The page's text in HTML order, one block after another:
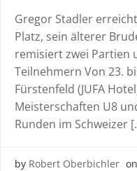
Gregor Stadler
Platz, sein älterer
remisiert zwei Partien
Teilnehmern Von 23.
Fürstenfeld (JUFA
Meisterschaften U8
Runden im Schweizer
by Robert Oberbichler on